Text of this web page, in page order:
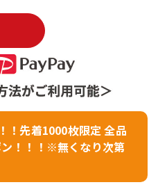
！先着1000枚限定 全品
！！！※無くなり次第